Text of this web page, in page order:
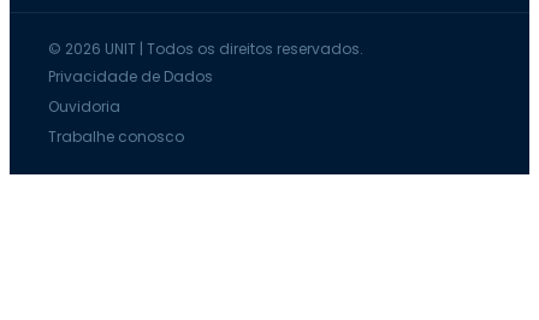
© 2026 UNIT | Todos os direitos reservados.
Privacidade de Dados
Ouvidoria
Trabalhe conosco